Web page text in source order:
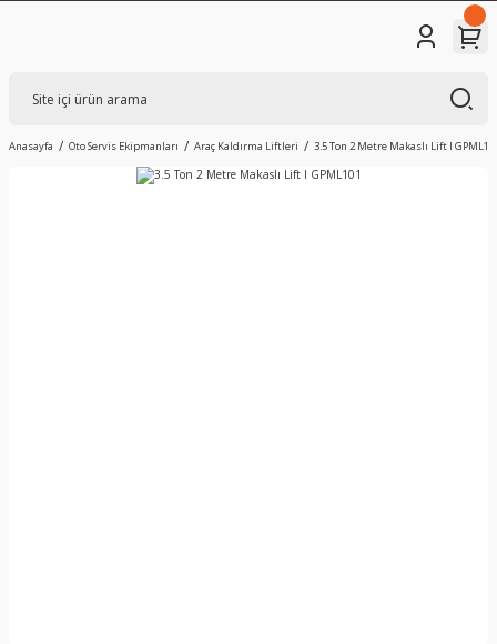
Anasayfa Oto Servis Ekipmanları Araç Kaldırma Liftleri 3.5 Ton 2 Metre Makaslı Lift I